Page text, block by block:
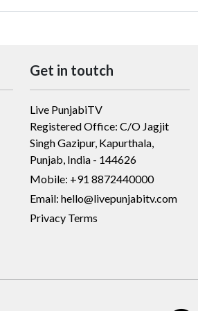
Get in toutch
Live PunjabiTV
Registered Office: C/O Jagjit
Singh Gazipur, Kapurthala,
Punjab, India - 144626
Mobile: +91 8872440000
Email: hello@livepunjabitv.com
Privacy Terms